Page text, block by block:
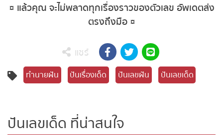
¤ แล้วคุณ จะไม่พลาดทุกเรื่องราวของตัวเลข อัพเดตส่ง
ตรงถึงมือ ¤
แชร์
ทำนายฝัน ปันเรื่องเด็ด ปันเลขฝัน ปันเลขเด็ด
ปันเลขเด็ด ที่น่าสนใจ